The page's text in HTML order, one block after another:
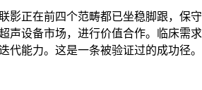
正在前四个范畴都已坐稳脚跟，保守
声设备市场，进行价值合作。临床需
代能力。这是一条被验证过的成功径